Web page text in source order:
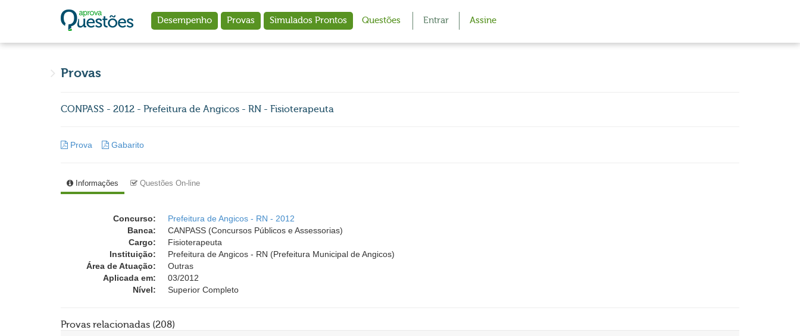
Desempenho Provas Simulados Prontos Questões Entrar Assine
Provas
CONPASS - 2012 - Prefeitura de Angicos - RN - Fisioterapeuta
Prova Gabarito
Informações Questões On-line
Concurso:
Prefeitura de Angicos - RN - 2012
Banca:
CANPASS (Concursos Públicos e Assessorias)
Cargo:
Fisioterapeuta
Instituição:
Prefeitura de Angicos - RN (Prefeitura Municipal de Angicos)
Área de Atuação:
Outras
Aplicada em:
03/2012
Nível:
Superior Completo
Provas relacionadas (208)